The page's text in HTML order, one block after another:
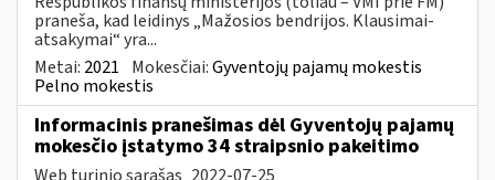
praneša, kad leidinys „Mažosios bendrijos. Klausimai-
atsakymai“ yra...
Metai: 2021 Mokesčiai:Gyventojų pajamų mokestis
Pelno mokestis
Informacinis pranešimas dėl Gyventojų pajamų
mokesčio įstatymo 34 straipsnio pakeitimo
Web turinio sąrašas 2022-07-25